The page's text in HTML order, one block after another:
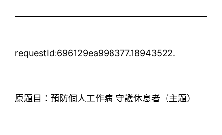
requestId:696129ea998377.18943522.
原題目：預防個人工作病 守護休息者（主題）